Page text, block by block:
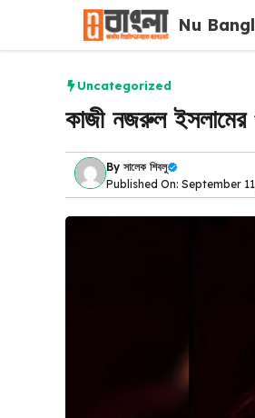
content
Nu
Uncategorized
কাজী নজরুল ইসলামের
By সালেক শিবলু
Published On: September